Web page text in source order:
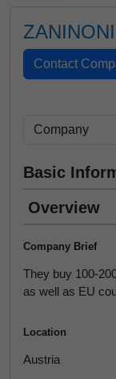
Basic
Overview
Company Brief
They buy 100-
as well as EU
Location
Austria